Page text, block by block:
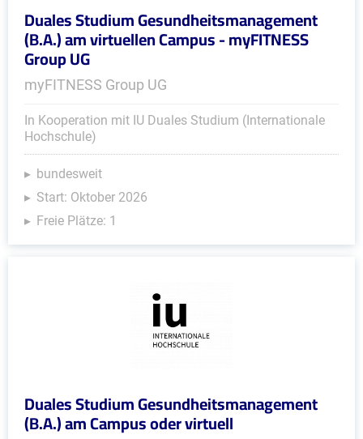
Duales Studium Gesundheitsmanagement
(B.A.) am virtuellen Campus - myFITNESS
Group UG
myFITNESS Group UG
In Kooperation mit IU Duales Studium (Internationale
Hochschule)
bundesweit
Start: Oktober 2026
Freie Plätze: 1
Duales Studium Gesundheitsmanagement
(B.A.) am Campus oder virtuell